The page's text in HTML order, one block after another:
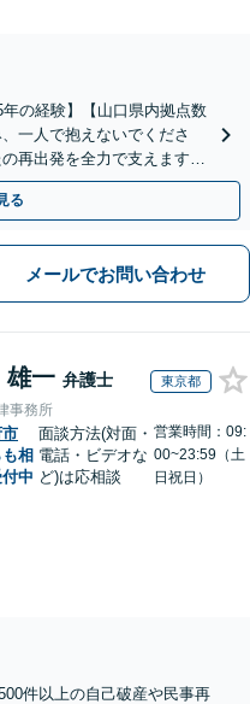
の経験】【山口県内拠点数
一人で抱えないでくださ
再出発を全力で支えます｜
応
る
メールでお問い合わせ
雄一 弁護士 東京都
事務所
市
相
中
面談方法(対面・
電話・ビデオな
ど)は応相談
営業時間：09:
00~23:59（土
日祝日）
件以上の自己破産や民事再